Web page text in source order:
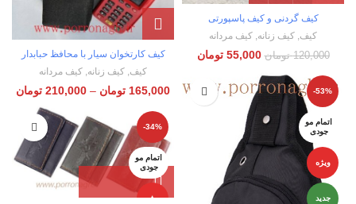
کیف گردنی و کیف پاسپورتی
کیف, کیف زنانه, کیف مردانه
120,000 تومان 55,000 تومان
کیف کارتخوان سیار با محافظ حبابدار
کیف, کیف زنانه, کیف مردانه
165,000 تومان –
210,000 تومان -53%
اتمام مو
جودی
ویژه
جدید
-34%
اتمام مو
جودی
ویژه